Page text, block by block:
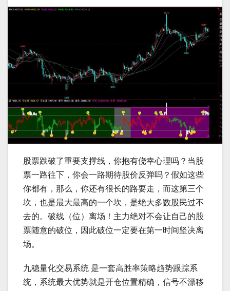
股票跌破了重要支撑线，你抱有侥幸心理吗？当股
票一路往下，你会一路期待股价反弹吗？假如这些
你都有，那么，你还有很长的路要走，而这第三个
坎，也是最大最高的一个坎，是绝大多数股民过不
去的。破线（位）离场！主力绝对不会让自己的股
票随意的破位，因此破位一定要在第一时间坚决离
场。
九稳量化交易系统 是一套高胜率策略趋势跟踪系
统，系统最大优势就是开仓位置精确，信号不漂移